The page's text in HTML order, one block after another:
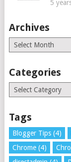
5
Archives
Archives
Categories
Categories
Tags
Blogger Tips(4)
Chrome(4)